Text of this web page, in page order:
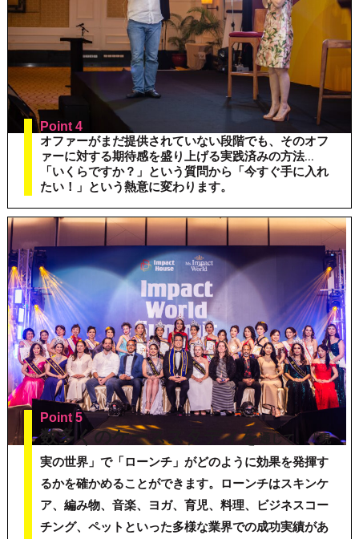
Point 4
オファーがまだ提供されていない段階でも、そのオフ
ァーに対する期待感を盛り上げる実践済みの方法...
「いくらですか？」という質問から「今すぐ手に入れ
たい！」という熱意に変わります。
Point 5
数多くのケーススタディを通じて、「現
実の世界」で「ローンチ」がどのように効果を発揮す
るかを確かめることができます。ローンチはスキンケ
ア、編み物、音楽、ヨガ、育児、料理、ビジネスコー
チング、ペットといった多様な業界での成功実績があ